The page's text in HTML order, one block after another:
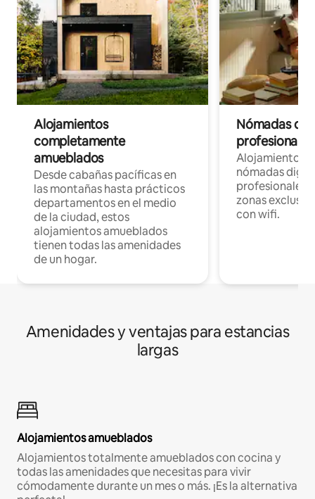
Alojamientos
completamente
amueblados
Desde cabañas pacíficas en
las montañas hasta prácticos
departamentos en el medio
de la ciudad, estos
alojamientos amueblados
tienen todas las amenidades
de un hogar.
Nómadas
Alojamientos
nómadas
profesionales
zonas
con wifi.
Amenidades y ventajas para estancias
largas
Alojamientos amueblados
Alojamientos totalmente amueblados con cocina y
todas las amenidades que necesitas para vivir
cómodamente durante un mes o más. ¡Es la alternativa